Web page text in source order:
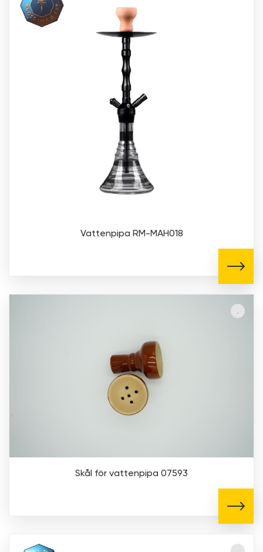
Vattenpipa RM-MAH018
Skål för vattenpipa 07593